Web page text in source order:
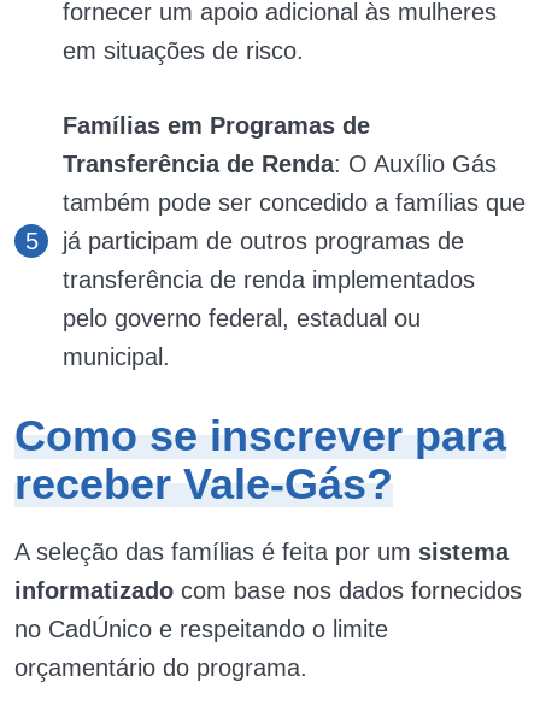
fornecer um apoio adicional às mulheres
em situações de risco.
Famílias em Programas de
Transferência de Renda: O Auxílio Gás
também pode ser concedido a famílias que
já participam de outros programas de
transferência de renda implementados
pelo governo federal, estadual ou
municipal.
Como se inscrever para
receber Vale-Gás?
A seleção das famílias é feita por um sistema
informatizado com base nos dados fornecidos
no CadÚnico e respeitando o limite
orçamentário do programa.